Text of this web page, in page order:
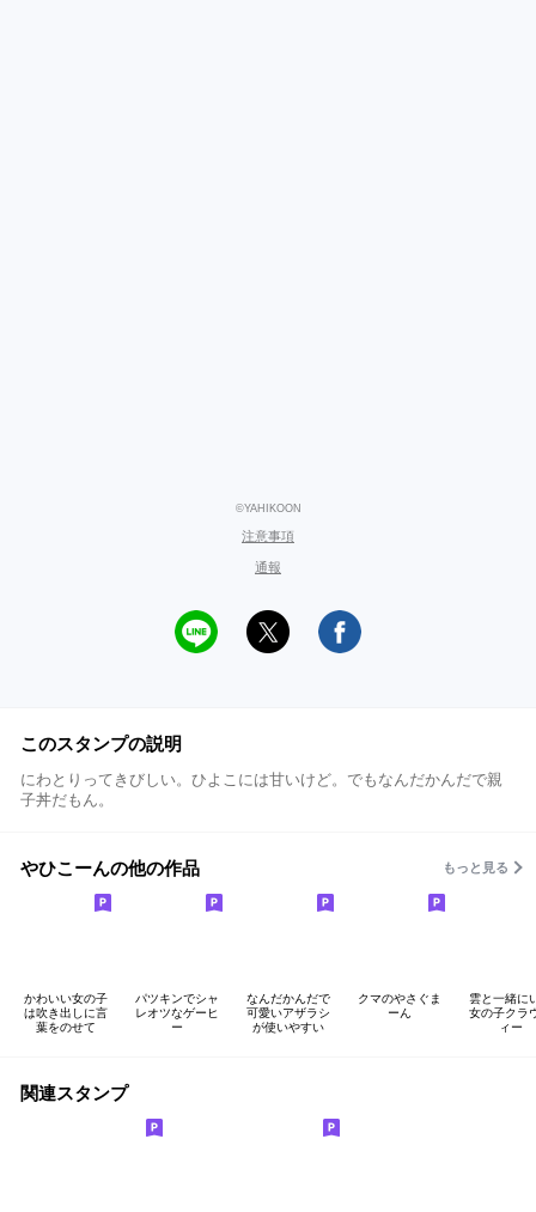
©YAHIKOON
注意事項
通報
このスタンプの説明
にわとりってきびしい。ひよこには甘いけど。でもなんだかんだで親
子丼だもん。
やひこーんの他の作品 もっと見る
かわいい女の子
は吹き出しに言
葉をのせて
パツキンでシャ
レオツなゲーヒ
ー
なんだかんだで
可愛いアザラシ
が使いやすい
クマのやさぐま
ーん
雲と一緒に
女の子クラ
ィー
関連スタンプ